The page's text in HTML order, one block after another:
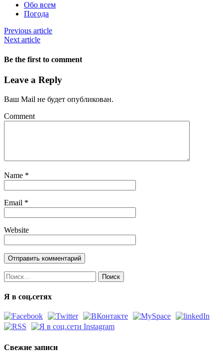
Обо всем
Погода
Previous article
Next article
Be the first to comment
Leave a Reply
Ваш Mail не будет опубликован.
Comment
Name *
Email *
Website
Найти:
Я в соц.сетях
Свежие записи